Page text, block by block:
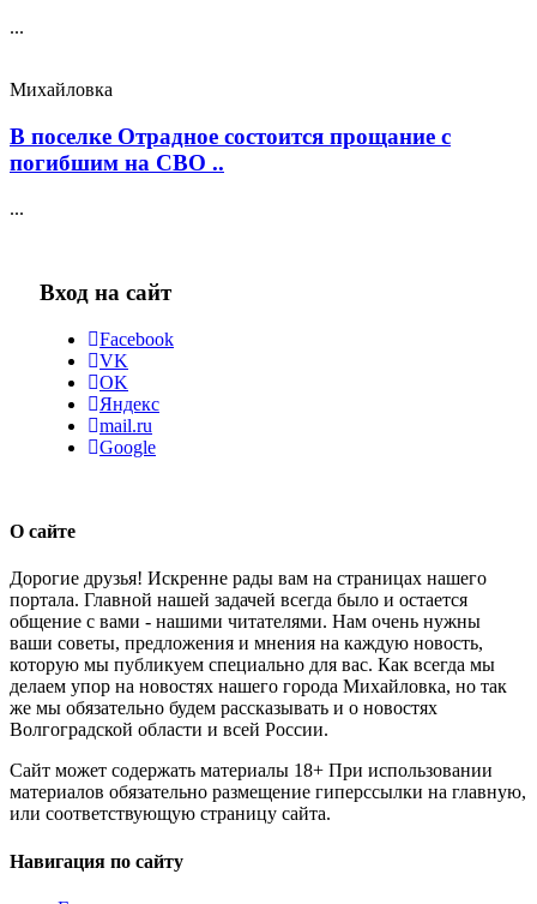
...
Михайловка
В поселке Отрадное состоится прощание с
погибшим на СВО ..
...
Вход на сайт
Facebook
VK
OK
Яндекс
mail.ru
Google
О сайте
Дорогие друзья! Искренне рады вам на страницах нашего
портала. Главной нашей задачей всегда было и остается
общение с вами - нашими читателями. Нам очень нужны
ваши советы, предложения и мнения на каждую новость,
которую мы публикуем специально для вас. Как всегда мы
делаем упор на новостях нашего города Михайловка, но так
же мы обязательно будем рассказывать и о новостях
Волгоградской области и всей России.
Сайт может содержать материалы 18+ При использовании
материалов обязательно размещение гиперссылки на главную,
или соответствующую страницу сайта.
Навигация по сайту